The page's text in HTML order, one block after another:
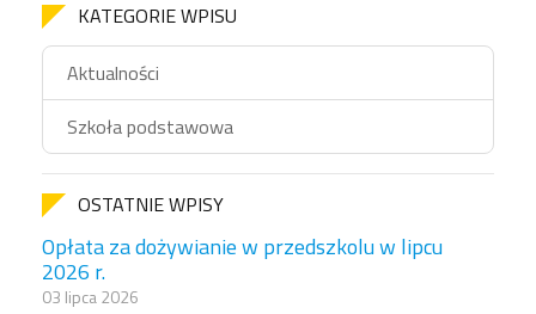
KATEGORIE WPISU
Aktualności
Szkoła podstawowa
OSTATNIE WPISY
Opłata za dożywianie w przedszkolu w lipcu
2026 r.
03 lipca 2026